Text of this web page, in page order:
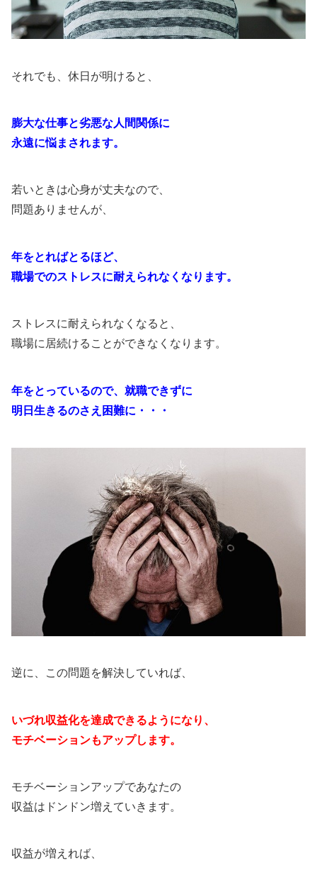
それでも、休日が明けると、
膨大な仕事と劣悪な人間関係に
永遠に悩まされます。
若いときは心身が丈夫なので、
問題ありませんが、
年をとればとるほど、
職場でのストレスに耐えられなくなります。
ストレスに耐えられなくなると、
職場に居続けることができなくなります。
年をとっているので、就職できずに
明日生きるのさえ困難に・・・
逆に、この問題を解決していれば、
いづれ収益化を達成できるようになり、
モチベーションもアップします。
モチベーションアップであなたの
収益はドンドン増えていきます。
収益が増えれば、